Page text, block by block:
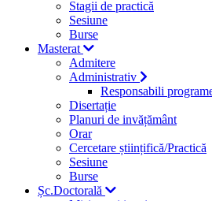
Stagii de practică
Sesiune
Burse
Masterat
Admitere
Administrativ
Responsabili
Disertație
Planuri de invățământ
Orar
Cercetare științifică/Practică
Sesiune
Burse
Șc.Doctorală